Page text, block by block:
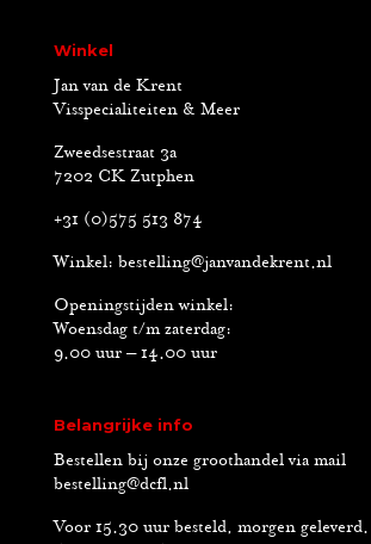
Winkel
Jan van de Krent
Visspecialiteiten & Meer
Zweedsestraat 3a
7202 CK Zutphen
+31 (0)575 513 874
Winkel: bestelling@janvandekrent.nl
Openingstijden winkel:
Woensdag t/m zaterdag:
9.00 uur – 14.00 uur
Belangrijke info
Bestellen bij onze groothandel via mail
bestelling@dcfl.nl
Voor 15.30 uur besteld, morgen